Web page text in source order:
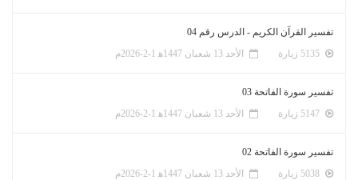
تفسير القرآن الكريم - الدرس رقم 04
الأحد 13 شعبان 1447ﻫ 1-2-2026م
تفسير سورة الفاتحة 03
الأحد 13 شعبان 1447ﻫ 1-2-2026م
تفسير سورة الفاتحة 02
الأحد 13 شعبان 1447ﻫ 1-2-2026م